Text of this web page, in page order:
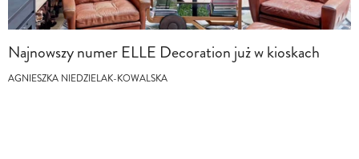
Najnowszy numer ELLE Decoration już w kioskach
AGNIESZKA NIEDZIELAK-KOWALSKA